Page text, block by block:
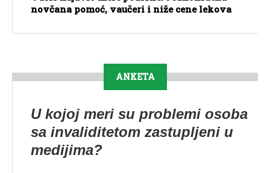
novčana pomoć, vaučeri i niže cene lekova
ANKETA
U kojoj meri su problemi osoba
sa invaliditetom zastupljeni u
medijima?